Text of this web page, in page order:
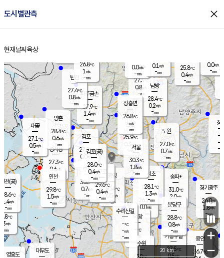
도시별관측 close
홈
현재날씨 육상
의도
℃
m/s
mm
영흥도
양주
27.3℃
0.8
-mm
과천
26.1℃
0.0m/s
- mm
용인
26.7℃
경기광주
26.0℃
1.8m/s
-mm
대부도
경서동
27.3℃
0.6 m/s
-mm
파주금촌
27.9℃
1.4m/s
-mm
25.8℃
0.4m/s
-mm
대곶
27.1℃
0.5m/s
-mm
창
-
-m/
-
탄현
27.4℃
0.8m/s
-mm
0.0m/s
-mm
의왕
- ℃
m/s
mm
김포
27.9℃
0.0 m/s
mm
광명
30.4 ℃
0.5 m/s
-mm
부천
30.3℃
0.7m/s
-mm
양촌
28.4℃
0.6m/s
-mm
구로
29.6℃
0.4m/s
-mm
은평
25.9℃
0.3 m/s
- mm
노원
27.0℃
0.7m/s
-mm
송파*
31.0℃
2.0m/s
-mm
서초
28.1℃
1.3m/s
-mm
남방
28.4℃
0.2m/s
-mm
기흥구갈
27.5℃
0.5m/s
수리산길
-℃
-m/s
-mm
분당구
28.8℃
0.8m/s
-mm
장흥면
26.8℃
-m/s
-mm
0.0m/s
-mm
인천(공)
28.6℃
1.4m/s
-mm
김포(공)
28.0℃
0.4m/s
-mm
수원
28℃
인천
29.8℃
1.5m/s
-mm
서울
30.3℃
1.8m/s
-mm
26.8℃
1 m/s
-mm
0.1 m/s
-mm
+
−
20 km